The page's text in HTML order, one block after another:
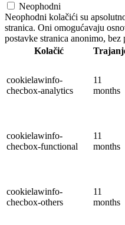
Neophodni
Neophodni kolačići su
stranica. Oni omogućavaju
postavke stranica anonimo,
Kolačić
cookielawinfo-
checbox-analytics
11
months
cookielawinfo-
checbox-functional
11
months
cookielawinfo-
checbox-others
11
months